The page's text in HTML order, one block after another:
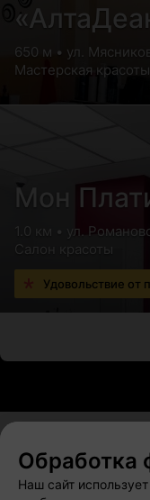
650 м • ул.
Мастерская красоты
Мон
1.0 км • ул.
Салон красоты
Удовольствие от
О проекте
Обработка
Наш сайт